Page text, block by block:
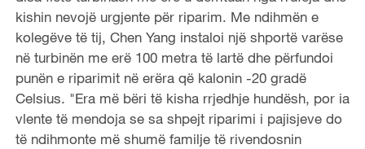
kishin nevojë urgjente për riparim. Me ndihmën e
kolegëve të tij, Chen Yang instaloi një shportë varëse
në turbinën me erë 100 metra të lartë dhe përfundoi
punën e riparimit në erëra që kalonin -20 gradë
Celsius. "Era më bëri të kisha rrjedhje hundësh, por ia
vlente të mendoja se sa shpejt riparimi i pajisjeve do
të ndihmonte më shumë familje të rivendosnin